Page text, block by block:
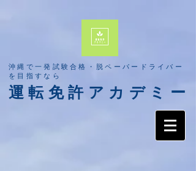
​沖縄で一発試験合格・脱ペーパードライバー
を目指すなら
​運転免許アカデミー